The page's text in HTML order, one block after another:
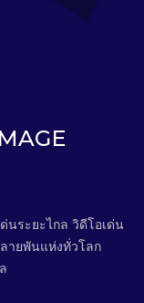
นระยะไกล วิดีโอเด่น
ายพันแห่งทั่วโลก